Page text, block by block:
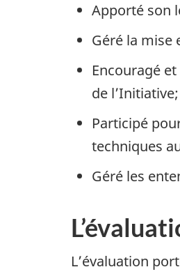
Apporté son
Géré la mise
Encouragé
de l’Initiative;
Participé
techniques
Géré les
L’évaluation